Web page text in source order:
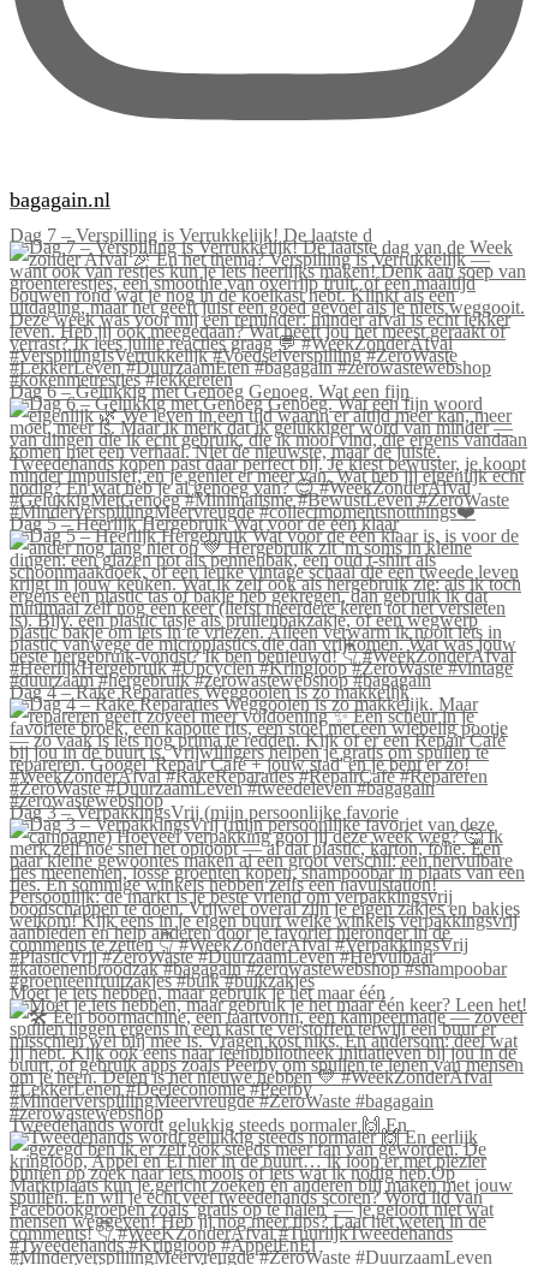
bagagain.nl
Dag 7 – Verspilling is Verrukkelijk! De laatste d
Dag 6 – Gelukkig met Genoeg Genoeg. Wat een fijn
Dag 5 – Heerlijk Hergebruik Wat voor de één klaar
Dag 4 – Rake Reparaties Weggooien is zo makkelijk
Dag 3 – VerpakkingsVrij (mijn persoonlijke favorie
Moet je iets hebben, maar gebruik je het maar één
Tweedehands wordt gelukkig steeds normaler 🙌 En